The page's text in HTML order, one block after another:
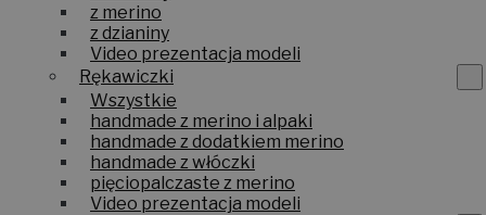
z merino
z dzianiny
Video prezentacja modeli
Rękawiczki
Wszystkie
handmade z merino i alpaki
handmade z dodatkiem merino
handmade z włóczki
pięciopalczaste z merino
Video prezentacja modeli